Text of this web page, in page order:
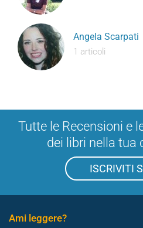
Angela Scarpati
1 articoli
Tutte le Recensioni e
dei libri nella tua
ISCRIVITI
Ami leggere?